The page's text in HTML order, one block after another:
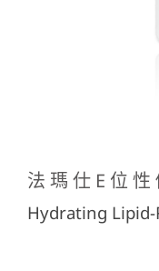
法瑪仕E位
Hydrating